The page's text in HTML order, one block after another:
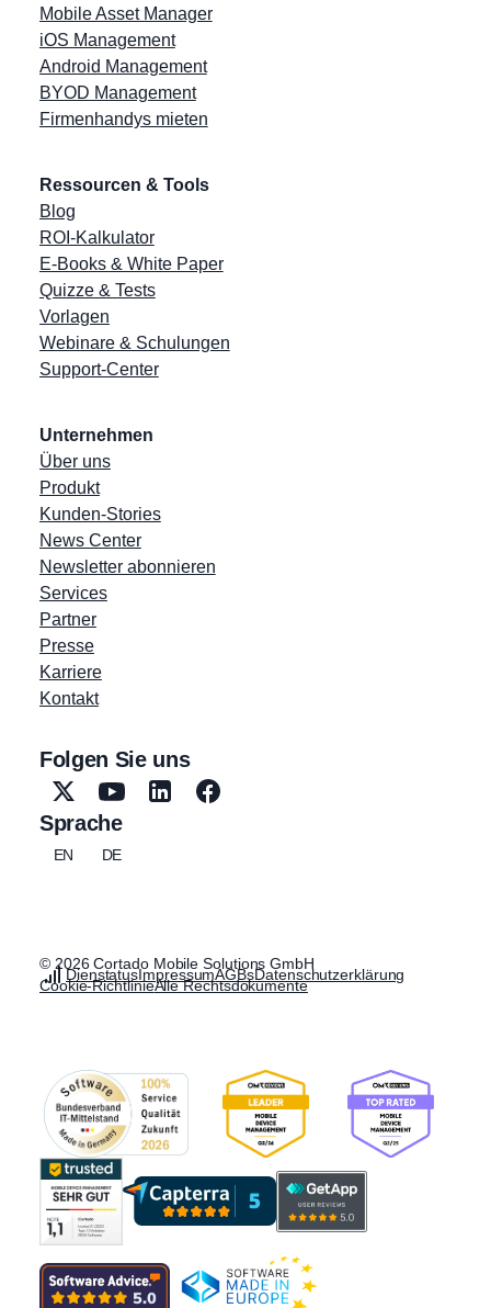
Mobile Asset Manager
iOS Management
Android Management
BYOD Management
Firmenhandys mieten
Ressourcen & Tools
Blog
ROI-Kalkulator
E-Books & White Paper
Quizze & Tests
Vorlagen
Webinare & Schulungen
Support-Center
Unternehmen
Über uns
Produkt
Kunden-Stories
News Center
Newsletter abonnieren
Services
Partner
Presse
Karriere
Kontakt
Folgen Sie uns
Sprache
EN DE
© 2026 Cortado Mobile Solutions GmbH
DienstatusImpressumAGBsDatenschutzerklärung
Cookie-RichtlinieAlle Rechtsdokumente